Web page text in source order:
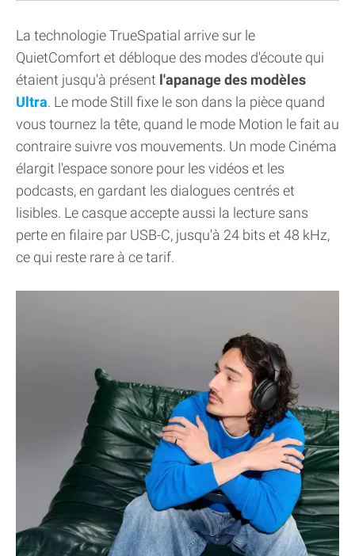
La technologie TrueSpatial arrive sur le
QuietComfort et débloque des modes d'écoute qui
étaient jusqu'à présent l'apanage des modèles
Ultra. Le mode Still fixe le son dans la pièce quand
vous tournez la tête, quand le mode Motion le fait au
contraire suivre vos mouvements. Un mode Cinéma
élargit l'espace sonore pour les vidéos et les
podcasts, en gardant les dialogues centrés et
lisibles. Le casque accepte aussi la lecture sans
perte en filaire par USB-C, jusqu'à 24 bits et 48 kHz,
ce qui reste rare à ce tarif.